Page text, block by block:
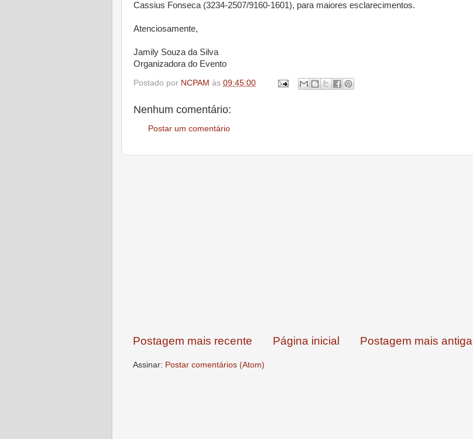
Cassius Fonseca (3234-2507/9160-1601), para maiores esclarecimentos.
Atenciosamente,
Jamily Souza da Silva
Organizadora do Evento
Postado por NCPAM às 09:45:00
Nenhum comentário:
Postar um comentário
Postagem mais recente Postagem mais antiga
Página inicial
Assinar: Postar comentários (Atom)